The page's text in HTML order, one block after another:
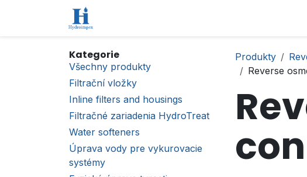
Kategorie
Všechny produkty
Filtrační vložky
Inline filters and housings
Filtračné zariadenia HydroTreat
Water softeners
Úprava vody pre vykurovacie
systémy
Produkty
Reverse